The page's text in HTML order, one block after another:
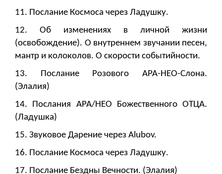
11. Послание Космоса через Ладушку.
12. Об изменениях в личной жизни
(освобождение). О внутреннем звучании песен,
мантр и колоколов. О скорости событийности.
13. Послание Розового АРА-НЕО-Слона.
(Элалия)
14. Послания АРА/НЕО Божественного ОТЦА.
(Ладушка)
15. Звуковое Дарение через Alubov.
16. Послание Космоса через Ладушку.
17. Послание Бездны Вечности. (Элалия)